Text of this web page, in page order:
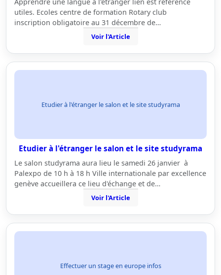
utiles. Ecoles centre de formation Rotary club
inscription obligatoire au 31 décembre de…
Voir l'Article
Etudier à l'étranger le salon et le site studyrama
Etudier à l'étranger le salon et le site studyrama
Le salon studyrama aura lieu le samedi 26 janvier à
Palexpo de 10 h à 18 h Ville internationale par excellence
genève accueillera ce lieu d'échange et de…
Voir l'Article
Effectuer un stage en europe infos